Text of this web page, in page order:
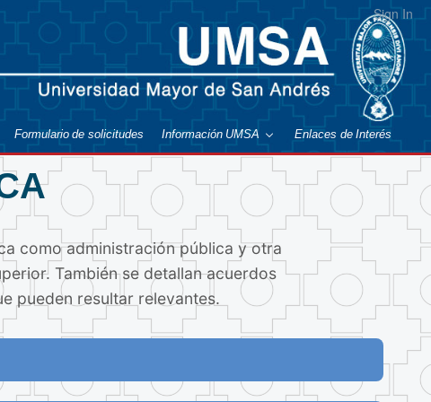
Sign In
Formulario de solicitudes Información UMSA Enlaces de Interés
como administración pública y otra
También se detallan acuerdos
pueden resultar relevantes.